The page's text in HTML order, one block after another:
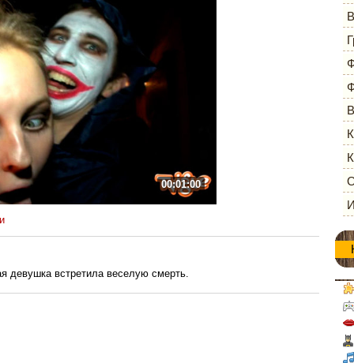
00:01:00
девушка встретила веселую смерть.